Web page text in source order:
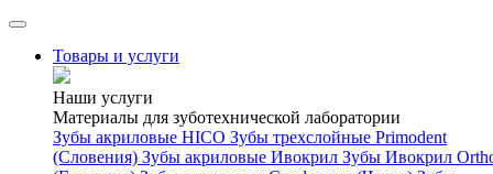
Товары и услуги
Наши услуги
Материалы для зуботехнической лаборатории
Зубы акриловые HICO Зубы трехслойные Primodent
(Словения) Зубы акриловые Ивокрил Зубы Ивокрил